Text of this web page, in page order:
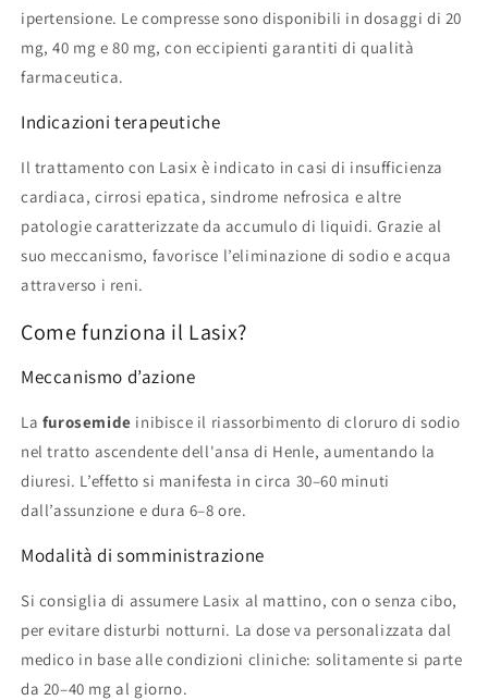
ipertensione. Le compresse sono disponibili in dosaggi di 20
mg, 40 mg e 80 mg, con eccipienti garantiti di qualità
farmaceutica.
Indicazioni terapeutiche
Il trattamento con Lasix è indicato in casi di insufficienza
cardiaca, cirrosi epatica, sindrome nefrosica e altre
patologie caratterizzate da accumulo di liquidi. Grazie al
suo meccanismo, favorisce l’eliminazione di sodio e acqua
attraverso i reni.
Come funziona il Lasix?
Meccanismo d’azione
La furosemide inibisce il riassorbimento di cloruro di sodio
nel tratto ascendente dell'ansa di Henle, aumentando la
diuresi. L’effetto si manifesta in circa 30–60 minuti
dall’assunzione e dura 6–8 ore.
Modalità di somministrazione
Si consiglia di assumere Lasix al mattino, con o senza cibo,
per evitare disturbi notturni. La dose va personalizzata dal
medico in base alle condizioni cliniche: solitamente si parte
da 20–40 mg al giorno.